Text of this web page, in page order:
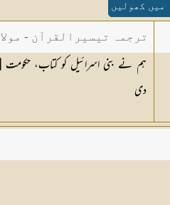
میں کھولیں
ترجمہ تیسیرالقرآن -
ہم نے بنی اسرائیل کو کتاب، حکومت
دی